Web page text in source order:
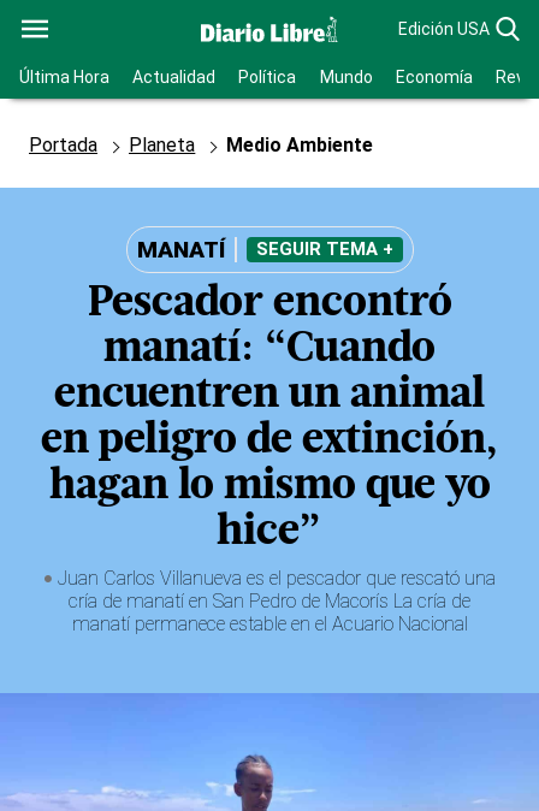
Edición USA
Última Hora Actualidad Política Mundo Economía
Portada Planeta Medio Ambiente
MANATÍ SEGUIR TEMA +
Pescador encontró
manatí: “Cuando
encuentren un animal
en peligro de extinción,
hagan lo mismo que yo
hice”
Juan Carlos Villanueva es el pescador que rescató una
cría de manatí en San Pedro de Macorís La cría de
manatí permanece estable en el Acuario Nacional